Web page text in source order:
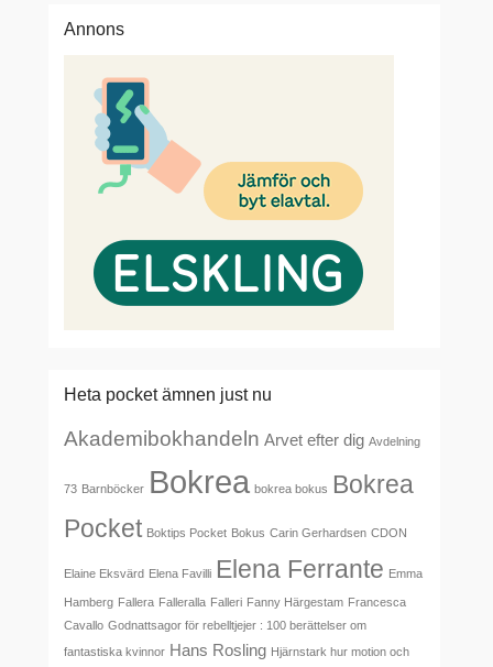
Annons
Heta pocket ämnen just nu
Akademibokhandeln Arvet efter dig Avdelning
73 Barnböcker Bokrea bokrea bokus Bokrea
Pocket Boktips Pocket Bokus Carin Gerhardsen CDON
Elaine Eksvärd Elena Favilli Elena Ferrante Emma
Hamberg Fallera Falleralla Falleri Fanny Härgestam Francesca
Cavallo Godnattsagor för rebelltjejer : 100 berättelser om
fantastiska kvinnor Hans Rosling Hjärnstark hur motion och